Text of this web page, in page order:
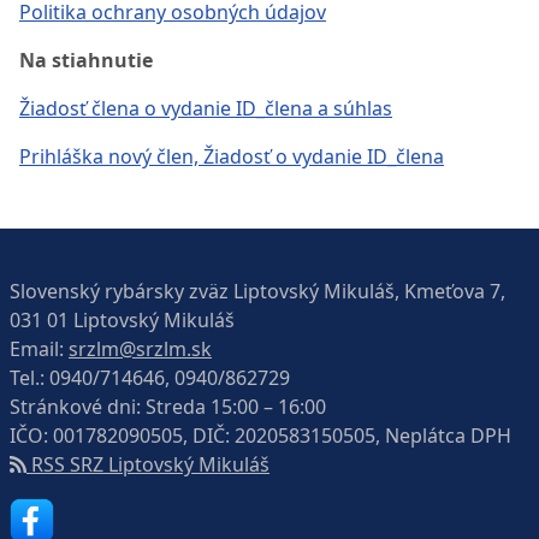
Politika ochrany osobných údajov
Na stiahnutie
Žiadosť člena o vydanie ID_člena a súhlas
Prihláška nový člen, Žiadosť o vydanie ID_člena
Slovenský rybársky zväz Liptovský Mikuláš, Kmeťova 7,
031 01 Liptovský Mikuláš
Email: srzlm@srzlm.sk
Tel.: 0940/714646, 0940/862729
Stránkové dni: Streda 15:00 – 16:00
IČO: 001782090505, DIČ: 2020583150505, Neplátca DPH
RSS SRZ Liptovský Mikuláš